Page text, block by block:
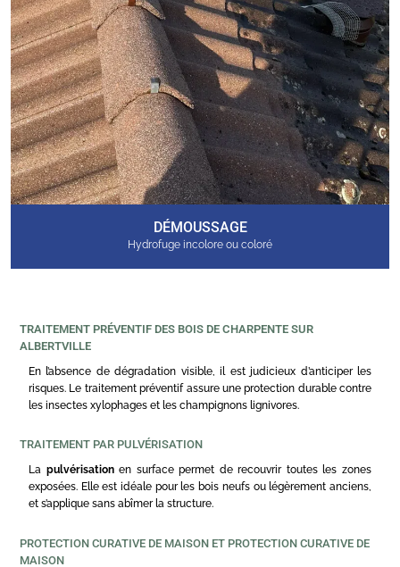
DÉMOUSSAGE
Hydrofuge incolore ou coloré
TRAITEMENT PRÉVENTIF DES BOIS DE CHARPENTE SUR
ALBERTVILLE
En l’absence de dégradation visible, il est judicieux d’anticiper les
risques. Le traitement préventif assure une protection durable contre
les insectes xylophages et les champignons lignivores.
TRAITEMENT PAR PULVÉRISATION
La pulvérisationen surface permet de recouvrir toutes les zones
exposées. Elle est idéale pour les bois neufs ou légèrement anciens,
et s’applique sans abîmer la structure.
PROTECTION CURATIVE DE MAISON ET PROTECTION CURATIVE DE
MAISON